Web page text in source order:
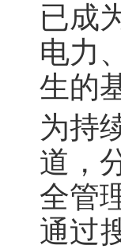
已成
电力
生的
为持
道，
全管
通过